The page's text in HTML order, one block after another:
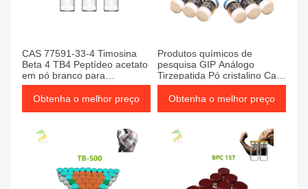
CAS 77591-33-4 Timosina
Beta 4 TB4 Peptídeo acetato
em pó branco para
cicatrização de feridas
Obtenha o melhor preço
Produtos químicos de
pesquisa GIP Análogo
Tirzepatida Pó cristalino Cas
2023788-19-2
Obtenha o melhor preço